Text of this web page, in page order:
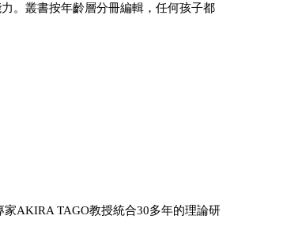
。叢書按年齡層分冊編輯，任何孩子都
AKIRA TAGO教授統合30多年的理論研